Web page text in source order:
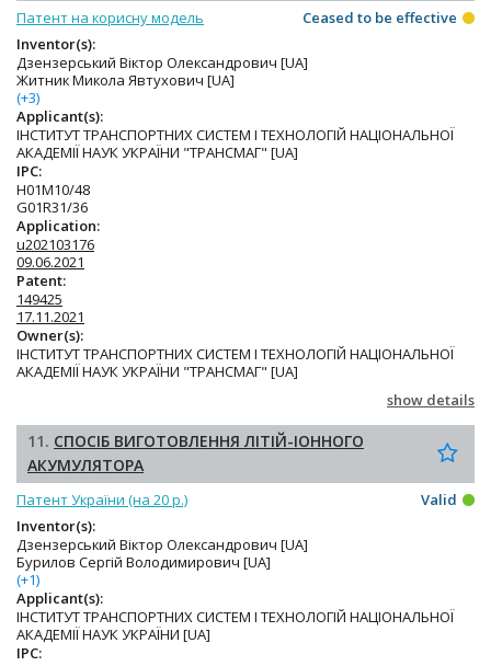
Патент на корисну модель
Ceased to be effective
Inventor(s):
Дзензерський Віктор Олександрович [UA]
Житник Микола Явтухович [UA]
(+3)
Applicant(s):
ІНСТИТУТ ТРАНСПОРТНИХ СИСТЕМ І ТЕХНОЛОГІЙ НАЦІОНАЛЬНОЇ
АКАДЕМІЇ НАУК УКРАЇНИ "ТРАНСМАГ" [UA]
IPC:
H01M10/48
G01R31/36
Application:
u202103176
09.06.2021
Patent:
149425
17.11.2021
Owner(s):
ІНСТИТУТ ТРАНСПОРТНИХ СИСТЕМ І ТЕХНОЛОГІЙ НАЦІОНАЛЬНОЇ
АКАДЕМІЇ НАУК УКРАЇНИ "ТРАНСМАГ" [UA]
show details
11. СПОСІБ ВИГОТОВЛЕННЯ ЛІТІЙ-ІОННОГО
АКУМУЛЯТОРА
Патент України (на 20 р.)
Valid
Inventor(s):
Дзензерський Віктор Олександрович [UA]
Бурилов Сергій Володимирович [UA]
(+1)
Applicant(s):
ІНСТИТУТ ТРАНСПОРТНИХ СИСТЕМ І ТЕХНОЛОГІЙ НАЦІОНАЛЬНОЇ
АКАДЕМІЇ НАУК УКРАЇНИ [UA]
IPC: